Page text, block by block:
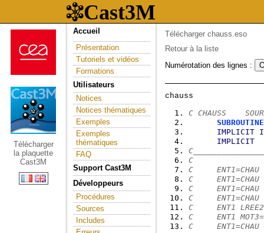
Télécharger
la plaquette
Cast3M
Accueil
Présentation
Tutoriels et vidéos
Formations
Utilisateurs
Notices
Notices thématiques
Exemples
Exemples
thématiques
FAQ
Support Cast3M
Développeurs
Procédures
Sources
Includes
Télécharger chauss.eso
Retour à la liste
Numérotation des lignes :
C CHAUSS
SUBROUTINE
IMPLICIT
IMPLICIT
C
C
C
C
C
C     ENT1
C     ENT1
C     ENT1=CHAU